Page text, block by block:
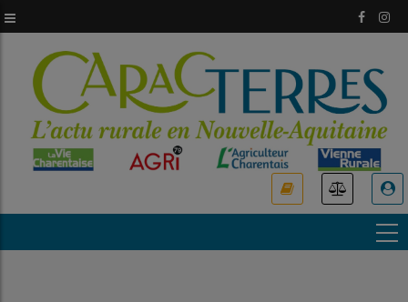
au
principal